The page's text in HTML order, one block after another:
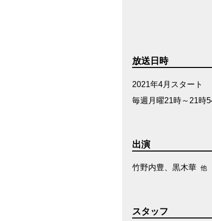
放送日時
2021年4月スタート
毎週月曜21時～21時
出演
竹野内豊、黒木華他
スタッフ